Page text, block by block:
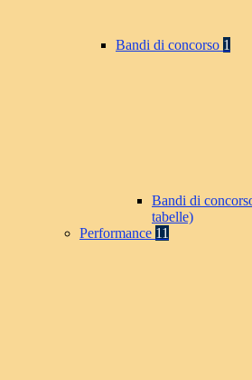
Bandi di concorso 1
Bandi di
tabelle)
Performance 11